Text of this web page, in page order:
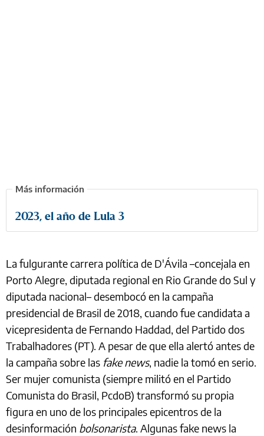
2023, el año de Lula 3
La fulgurante carrera política de D'Ávila –concejala en
Porto Alegre, diputada regional en Rio Grande do Sul y
diputada nacional– desembocó en la campaña
presidencial de Brasil de 2018, cuando fue candidata a
vicepresidenta de Fernando Haddad, del Partido dos
Trabalhadores (PT). A pesar de que ella alertó antes de
la campaña sobre las fake news, nadie la tomó en serio.
Ser mujer comunista (siempre militó en el Partido
Comunista do Brasil, PcdoB) transformó su propia
figura en uno de los principales epicentros de la
desinformación bolsonarista. Algunas fake news la